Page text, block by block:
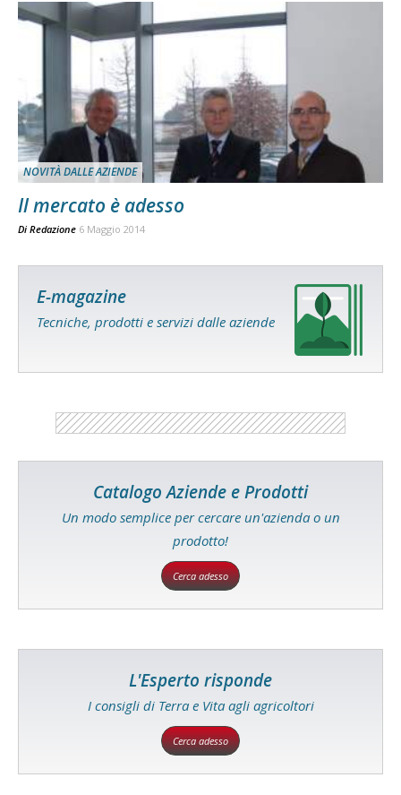
NOVITÀ DALLE AZIENDE
Il mercato è adesso
Di Redazione 6 Maggio 2014
E-magazine
Tecniche, prodotti e servizi dalle aziende
Catalogo Aziende e Prodotti
Un modo semplice per cercare un'azienda o un
prodotto!
Cerca adesso
L'Esperto risponde
I consigli di Terra e Vita agli agricoltori
Cerca adesso